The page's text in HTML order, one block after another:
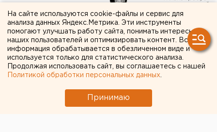
Алексей Ефремов: "Я не
могу заставить себя писать
современный город"
На сайте используются cookie-файлы и сервис для
анализа данных Яндекс.Метрика. Эти инструменты
помогают улучшать работу сайта, понимать интересы
наших пользователей и оптимизировать контент. Вся
информация обрабатывается в обезличенном виде и
используется только для статистического анализа.
Продолжая использовать сайт, вы соглашаетесь с нашей
Политикой обработки персональных данных
Принимаю